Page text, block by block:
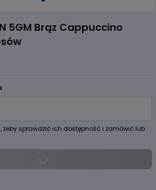
5GM Brąz Cappuccino
żeby sprawdzić ich dostępność i zamówić lub